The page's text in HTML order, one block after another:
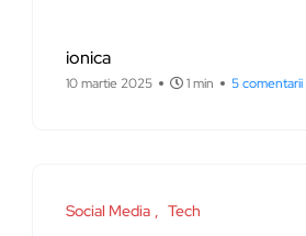
ionica
10 martie 2025 1 min 5 comentarii
Social Media Tech